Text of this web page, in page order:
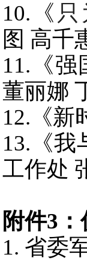
10.《
图 高千
11.《
董丽娜
12.《新
13.《我
工作处
附件3：
1. 省委